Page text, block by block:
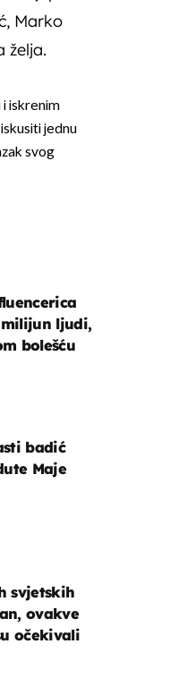
Marko
želja.
iskrenim
jednu
svog
ljudi,
bolešću
badić
Maje
svjetskih
ovakve
očekivali